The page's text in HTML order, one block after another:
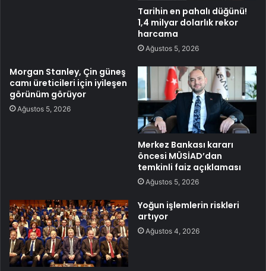
Tarihin en pahalı düğünü!
1,4 milyar dolarlık rekor
harcama
Ağustos 5, 2026
Morgan Stanley, Çin güneş
camı üreticileri için iyileşen
görünüm görüyor
Ağustos 5, 2026
Merkez Bankası kararı
öncesi MÜSİAD’dan
temkinli faiz açıklaması
Ağustos 5, 2026
Yoğun işlemlerin riskleri
artıyor
Ağustos 4, 2026